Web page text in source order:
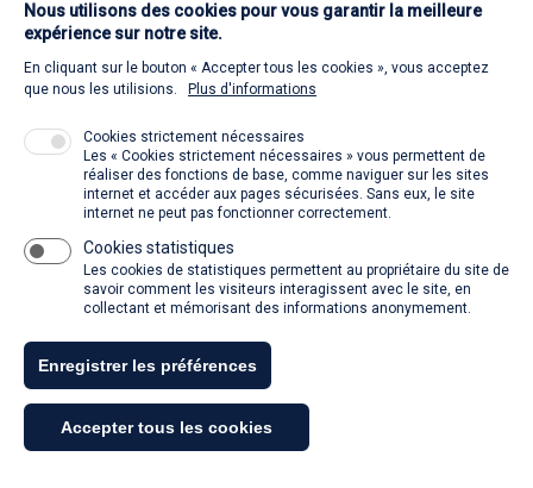
La SACD partout, quand vous voulez
Contact
Retour à l'accueil
Venir à la SACD
Tous droits réservés - SACD 2021
Mentions légales et conditions générales d'utilisation
Nous utilisons des cookies pour vous garantir la meilleure
expérience sur notre site.
En cliquant sur le bouton « Accepter tous les cookies », vous acceptez
que nous les utilisions.
Plus d'informations
Cookies strictement nécessaires
Les « Cookies strictement nécessaires » vous permettent de
réaliser des fonctions de base, comme naviguer sur les sites
internet et accéder aux pages sécurisées. Sans eux, le site
internet ne peut pas fonctionner correctement.
Cookies statistiques
Les cookies de statistiques permettent au propriétaire du site de
savoir comment les visiteurs interagissent avec le site, en
collectant et mémorisant des informations anonymement.
Enregistrer les préférences
Accepter tous les cookies